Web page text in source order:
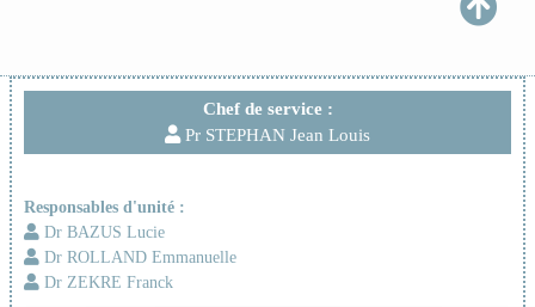
Chef de service :
Pr STEPHAN Jean Louis
Responsables d'unité :
Dr BAZUS Lucie
Dr ROLLAND Emmanuelle
Dr ZEKRE Franck